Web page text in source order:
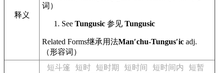
释义
词）
See Tungusic 参见 Tungusic
Related Forms继承用法Manʹchu-Tungusʹic adj.
（形容词）
短斗篷 短时 短时期 短时间 短时间内
短暂